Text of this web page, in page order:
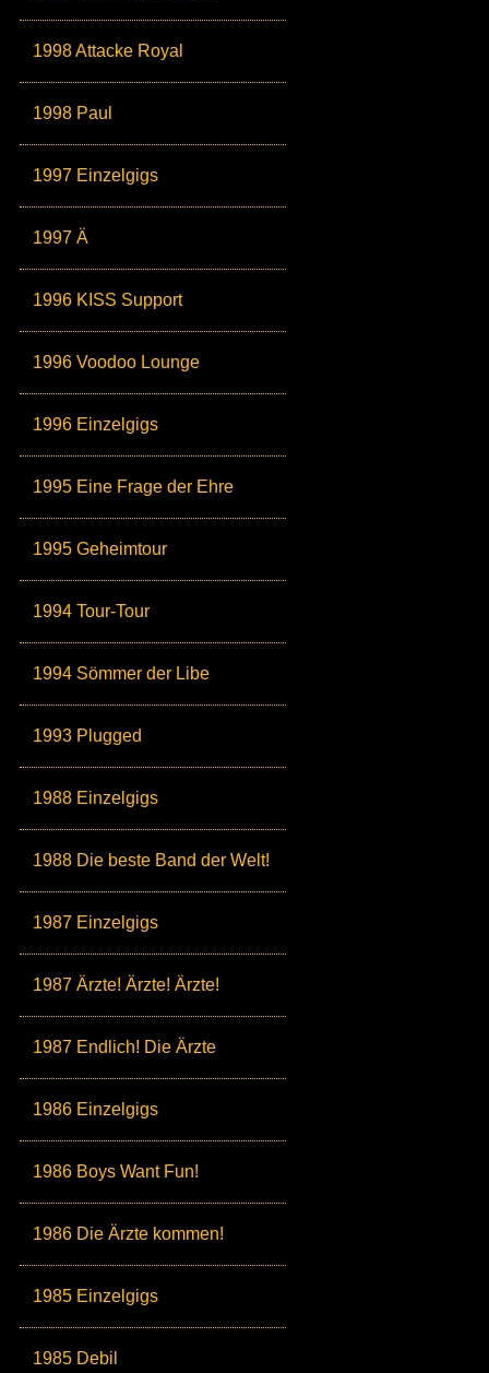
1998 Attacke Royal
1998 Paul
1997 Einzelgigs
1997 Ä
1996 KISS Support
1996 Voodoo Lounge
1996 Einzelgigs
1995 Eine Frage der Ehre
1995 Geheimtour
1994 Tour-Tour
1994 Sömmer der Libe
1993 Plugged
1988 Einzelgigs
1988 Die beste Band der Welt!
1987 Einzelgigs
1987 Ärzte! Ärzte! Ärzte!
1987 Endlich! Die Ärzte
1986 Einzelgigs
1986 Boys Want Fun!
1986 Die Ärzte kommen!
1985 Einzelgigs
1985 Debil